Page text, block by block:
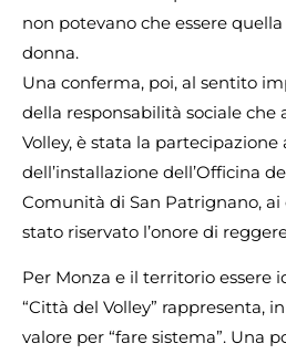
non potevano che essere
donna.
Una conferma, poi, al sentito
della responsabilità sociale che
Volley, è stata la partecipazione
dell’installazione dell’Officina
Comunità di San Patrignano,
stato riservato l’onore di
Per Monza e il territorio essere
“Città del Volley” rappresenta,
valore per “fare sistema”. Una